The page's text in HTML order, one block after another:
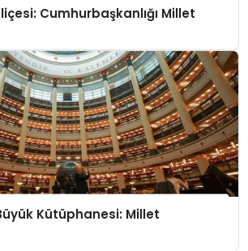
Cumhurbaşkanlığı Millet
Kütüphanesi: Millet